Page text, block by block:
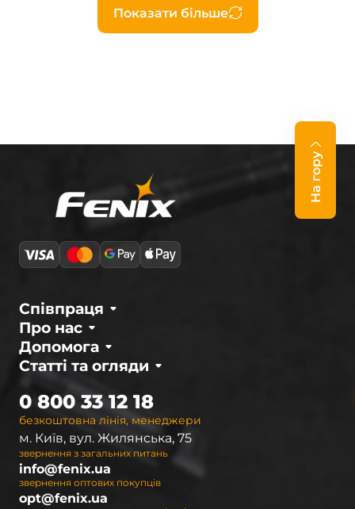
Розбивка
на
сторінки
Показати більше
сторінка
На гору
Про нас
Співпраця
Статті та огляди
Допомога
безкоштовна лінія, менеджери
0 800 33 12 18
м. Київ, вул. Жилянська, 75
звернення з загальних питань
info@fenix.ua
звернення оптових покупців
opt@fenix.ua